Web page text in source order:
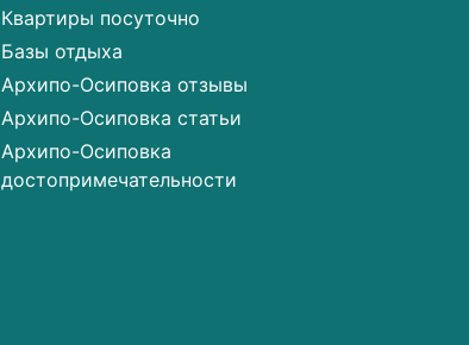
Квартиры посуточно
Базы отдыха
Архипо-Осиповка отзывы
Архипо-Осиповка статьи
Архипо-Осиповка
достопримечательности